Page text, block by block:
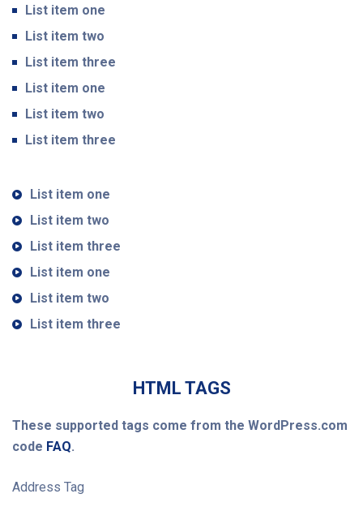
List item one
List item two
List item three
List item one
List item two
List item three
List item one
List item two
List item three
List item one
List item two
List item three
HTML TAGS
These supported tags come from the WordPress.com
code FAQ.
Address Tag